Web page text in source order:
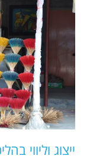
ייצוג וליווי